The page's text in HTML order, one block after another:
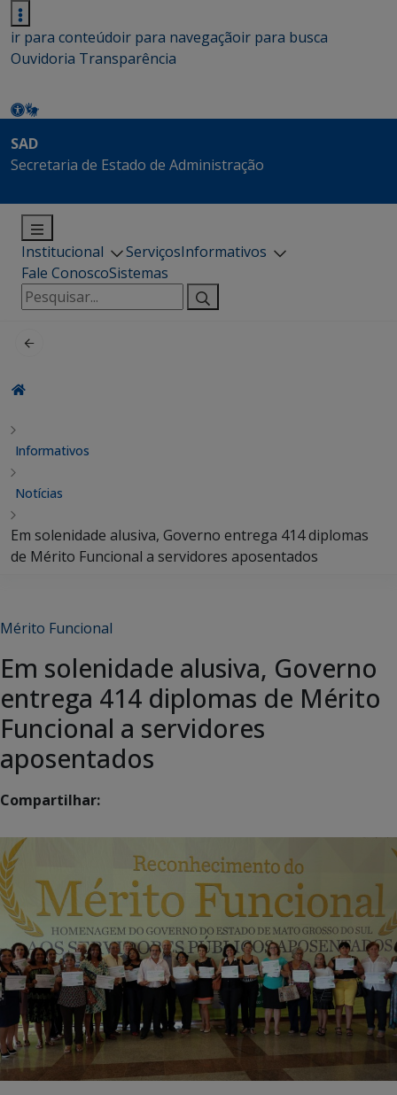
ir para conteúdoir para navegaçãoir para busca
Ouvidoria Transparência
SAD
Secretaria de Estado de Administração
Institucional ServiçosInformativos
Fale ConoscoSistemas
Pesquisar
por:
Informativos
Notícias
Em solenidade alusiva, Governo entrega 414 diplomas
de Mérito Funcional a servidores aposentados
Mérito Funcional
Em solenidade alusiva, Governo
entrega 414 diplomas de Mérito
Funcional a servidores
aposentados
Compartilhar: